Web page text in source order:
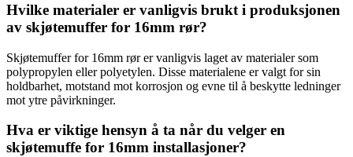
Hvilke materialer er vanligvis brukt i produksjonen
av skjøtemuffer for 16mm rør?
Skjøtemuffer for 16mm rør er vanligvis laget av materialer som
polypropylen eller polyetylen. Disse materialene er valgt for sin
holdbarhet, motstand mot korrosjon og evne til å beskytte ledninger
mot ytre påvirkninger.
Hva er viktige hensyn å ta når du velger en
skjøtemuffe for 16mm installasjoner?